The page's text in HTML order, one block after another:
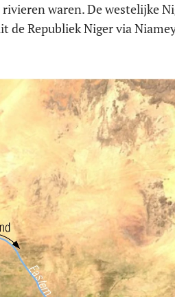
waren. De westelijke
Republiek Niger via